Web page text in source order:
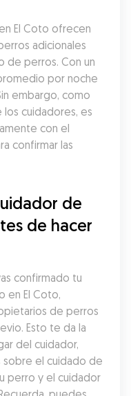
El Coto ofrecen
adicionales
de perros. Con un
por noche
embargo, como
cuidadores, es
con el
confirmar las
de
de hacer
confirmado tu
en El Coto,
de perros
Esto te da la
del cuidador,
el cuidado de
perro y el cuidador